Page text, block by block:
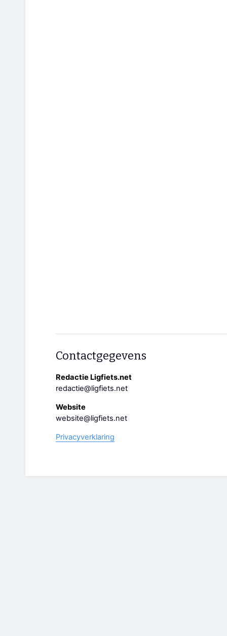
Contactgegevens
Redactie Ligfiets.net
redactie@ligfiets.net
Website
website@ligfiets.net
Privacyverklaring